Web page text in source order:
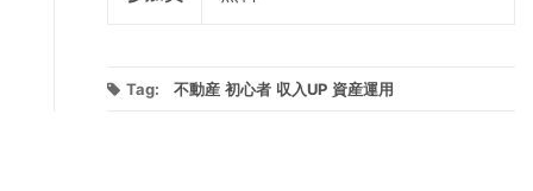
Tag: 不動産 初心者 収入UP 資産運用